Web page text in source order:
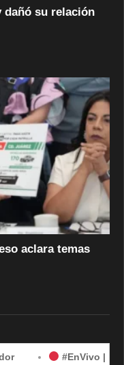
dañó su relación
aclara temas
#EnVivo | Demanda